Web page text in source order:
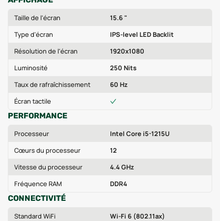
Taille de l'écran
15.6 "
Type d'écran
IPS-level LED Backlit
Résolution de l'écran
1920x1080
Luminosité
250 Nits
Taux de rafraîchissement
60 Hz
Écran tactile
PERFORMANCE
Processeur
Intel Core i5-1215U
Cœurs du processeur
12
Vitesse du processeur
4.4 GHz
Fréquence RAM
DDR4
CONNECTIVITÉ
Standard WiFi
Wi-Fi 6 (802.11ax)